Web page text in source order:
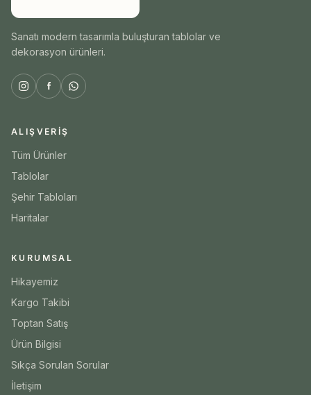
Sanatı modern tasarımla buluşturan tablolar ve
dekorasyon ürünleri.
ALIŞVERIŞ
Tüm Ürünler
Tablolar
Şehir Tabloları
Haritalar
KURUMSAL
Hikayemiz
Kargo Takibi
Toptan Satış
Ürün Bilgisi
Sıkça Sorulan Sorular
İletişim